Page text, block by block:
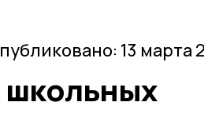
13 марта
школьных